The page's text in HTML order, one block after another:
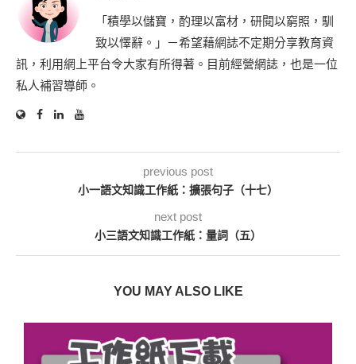
「積學以儲寶，酌理以富材，研閱以窮照，馴
致以懌辭。」－希望藉網誌不定期分享教育資
訊，利用網上平台令大家有所得著。目前經營網誌，也是一位
私人補習導師。
previous post
小一語文知識工作紙：擴張句子（十七）
next post
小三語文知識工作紙：量詞（五）
YOU MAY ALSO LIKE